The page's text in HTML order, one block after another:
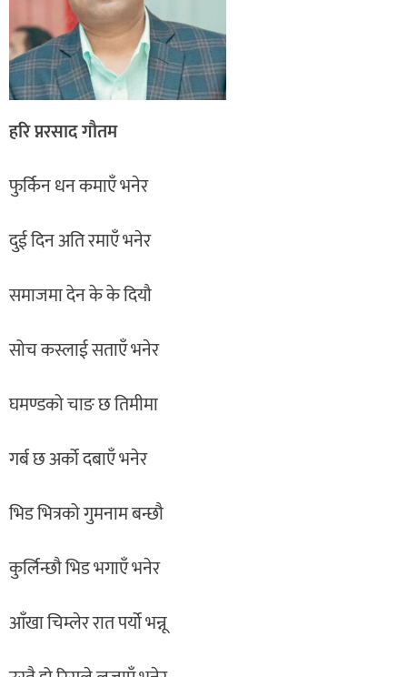
हरि प्नरसाद गाैतम
फुर्किन धन कमाएँ भनेर
दुई दिन अति रमाएँ भनेर
समाजमा देन के के दियौ
सोच कस्लाई सताएँ भनेर
घमण्डको चाङ छ तिमीमा
गर्ब छ अर्को दबाएँ भनेर
भिड भित्रको गुमनाम बन्छौ
कुर्लिन्छौ भिड भगाएँ भनेर
आँखा चिम्लेर रात पर्यो भन्नू